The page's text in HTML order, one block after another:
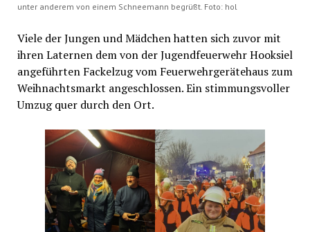
unter anderem von einem Schneemann begrüßt. Foto: hol
Viele der Jungen und Mädchen hatten sich zuvor mit
ihren Laternen dem von der Jugendfeuerwehr Hooksiel
angeführten Fackelzug vom Feuerwehrgerätehaus zum
Weihnachtsmarkt angeschlossen. Ein stimmungsvoller
Umzug quer durch den Ort.